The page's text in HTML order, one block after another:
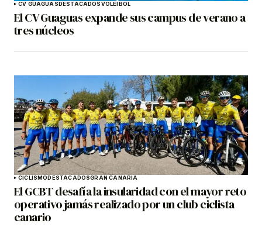
CV GUAGUAS DESTACADOSVOLEIBOL
El CV Guaguas expande sus campus de verano a
tres núcleos
CICLISMO DESTACADOSGRAN CANARIA
El GCBT desafía la insularidad con el mayor reto
operativo jamás realizado por un club ciclista
canario